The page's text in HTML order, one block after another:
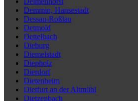
Demmin, Hansestadt
Dessau-Roßlau
Detmold
Dettelbach
Dieburg
Diemelstadt
Diepholz
Dierdorf
Dietenheim
Dietfurt an der Altmühl
Dietzenbach